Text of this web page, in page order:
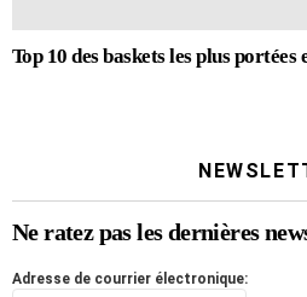
Top 10 des baskets les plus portées
Ne ratez pas les dernières
Adresse de courrier électronique: